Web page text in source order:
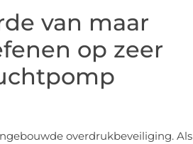
van maar
op zeer
overdrukbeveiliging. Als